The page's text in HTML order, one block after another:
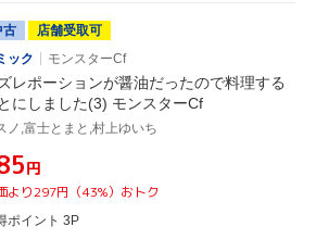
古
店舗受取可
ック
モンスターCf
レポーションが醤油だったので料理する
にしました(3) モンスターCf
ノ,富士とまと,村上ゆいち
円
より297円（43%）おトク
ポイント 3P